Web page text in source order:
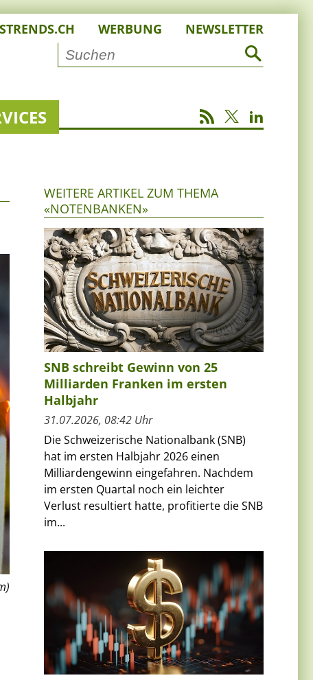
WERBUNG NEWSLETTER
WEITERE ARTIKEL ZUM THEMA
«NOTENBANKEN»
SNB schreibt Gewinn von 25
Milliarden Franken im ersten
Halbjahr
31.07.2026, 08:42 Uhr
Die Schweizerische Nationalbank (SNB)
hat im ersten Halbjahr 2026 einen
Milliardengewinn eingefahren. Nachdem
im ersten Quartal noch ein leichter
Verlust resultiert hatte, profitierte die SNB
im...